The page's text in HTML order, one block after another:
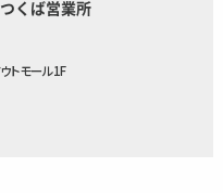
くば営業所
トモール1F